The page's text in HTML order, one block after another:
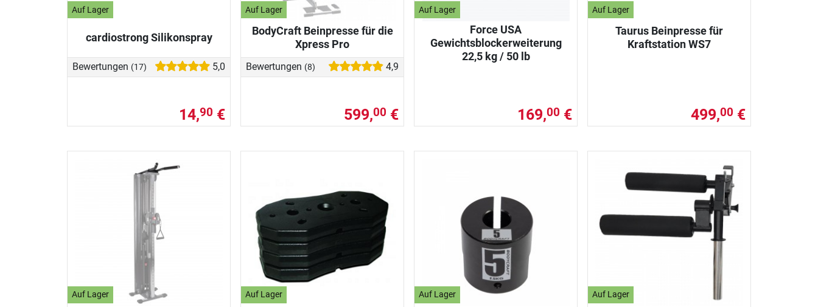
Auf Lager
cardiostrong Silikonspray
Bewertungen (17) 5,0
14,90 €
Auf Lager
BodyCraft Beinpresse für die
Xpress Pro
Bewertungen (8) 4,9
599,00 €
Auf Lager
Force USA
Gewichtsblockerweiterung
22,5 kg / 50 lb
169,00 €
Auf Lager
Taurus Beinpresse für
Kraftstation WS7
499,00 €
Auf Lager Auf Lager Auf Lager Auf Lager